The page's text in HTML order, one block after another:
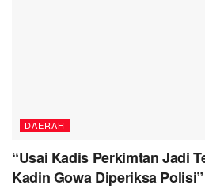
DAERAH
“Usai Kadis Perkimtan Jadi
Kadin Gowa Diperiksa Polisi”